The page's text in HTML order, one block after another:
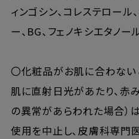
ィンゴシン、コレステロール
ー、BG、フェノキシエタノー
〇化粧品がお肌に合わない
肌に直射日光があたり、赤
の異常があらわれた場合）
使用を中止し、皮膚科専門